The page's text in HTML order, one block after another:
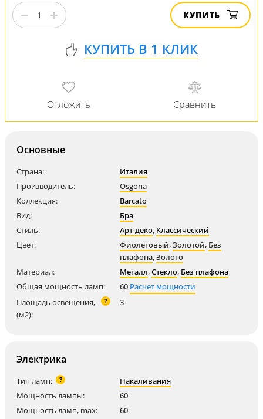
КУПИТЬ
Основные
Страна:
Италия
Производитель:
Osgona
Коллекция:
Barcato
Вид:
Бра
Стиль:
Арт-деко, Классический
Цвет:
Фиолетовый,Золотой, Без
плафона,Золото
Материал:
Металл,Стекло, Без плафона
Общая мощность ламп:
60 Расчет мощности
Площадь освещения,
(м2):
? 3
Электрика
Тип ламп: ?
Накаливания
Мощность лампы:
60
Мощность ламп, max:
60